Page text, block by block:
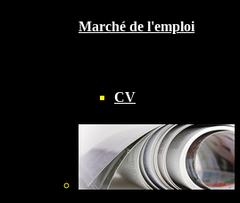
Marché de l'emploi
CV